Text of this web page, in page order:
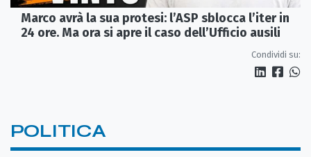
Marco avrà la sua protesi: l’ASP sblocca l’iter in
24 ore. Ma ora si apre il caso dell’Ufficio ausili
Condividi su:
POLITICA